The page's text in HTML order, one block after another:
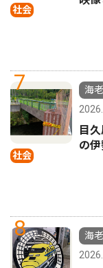
社会
7
社会
海
目
の
8
海